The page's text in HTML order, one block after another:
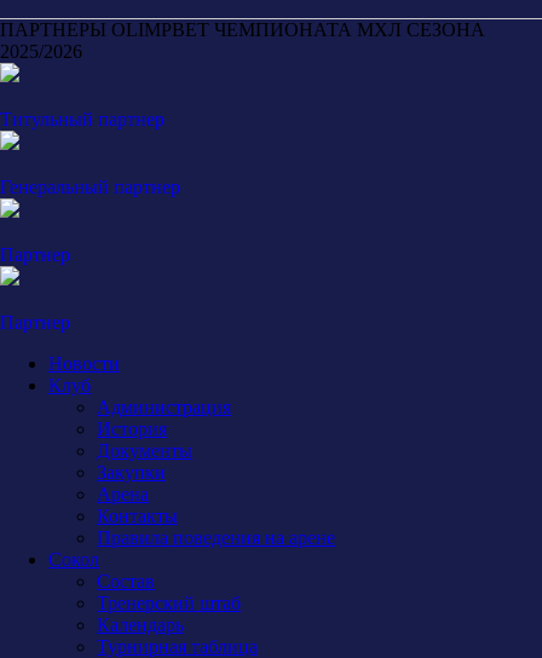
ПАРТНЕРЫ OLIMPBET ЧЕМПИОНАТА МХЛ СЕЗОНА
2025/2026
Титульный партнер
Генеральный партнер
Партнер
Партнер
Новости
Клуб
Администрация
История
Документы
Закупки
Арена
Контакты
Правила поведения на арене
Сокол
Состав
Тренерский штаб
Календарь
Турнирная таблица